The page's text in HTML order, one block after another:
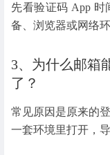
先看验证码 App
备、浏览器或网络
3、为什么邮箱
了？
常见原因是原来的
一套环境里打开，